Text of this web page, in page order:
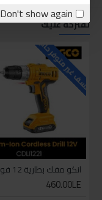
Don't show again.
نقترحه عليك
للاسف غير متوفر حاليا
انكو مفك بطارية 12 فولت
460.00LE